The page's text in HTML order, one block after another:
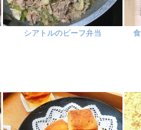
シアトルのビーフ弁当